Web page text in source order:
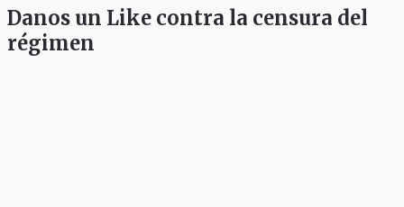
Danos un Like contra la censura del
régimen